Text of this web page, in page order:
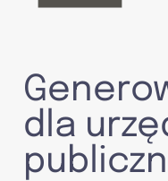
dla